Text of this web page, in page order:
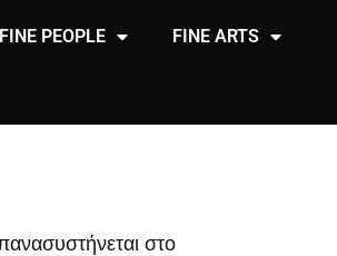
FINE PEOPLE FINE ARTS
στο